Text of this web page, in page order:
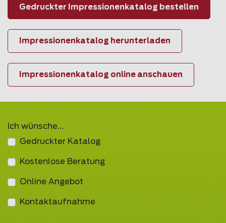
Gedruckter Impressionenkatalog bestellen
Impressionenkatalog herunterladen
Impressionenkatalog online anschauen
Ich wünsche...
Gedruckter Katalog
Kostenlose Beratung
Online Angebot
Kontaktaufnahme